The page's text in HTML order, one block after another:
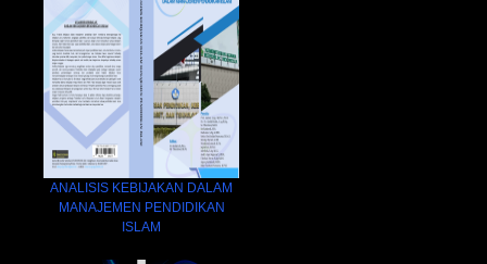
ANALISIS KEBIJAKAN DALAM
MANAJEMEN PENDIDIKAN
ISLAM